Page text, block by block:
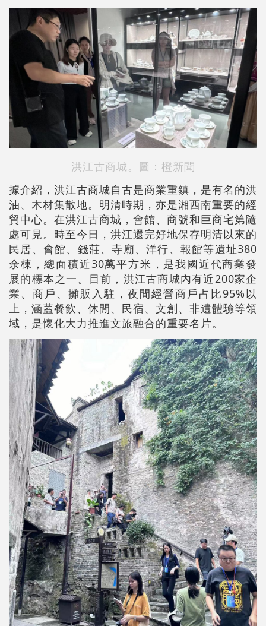
洪江古商城。圖：橙新聞
據介紹，洪江古商城自古是商業重鎮，是有名的洪
油、木材集散地。明清時期，亦是湘西南重要的經
貿中心。在洪江古商城，會館、商號和巨商宅第隨
處可見。時至今日，洪江還完好地保存明清以來的
民居、會館、錢莊、寺廟、洋行、報館等遺址380
余棟，總面積近30萬平方米，是我國近代商業發
展的標本之一。目前，洪江古商城內有近200家企
業、商戶、攤販入駐，夜間經營商戶占比95%以
上，涵蓋餐飲、休閒、民宿、文創、非遺體驗等領
域，是懷化大力推進文旅融合的重要名片。